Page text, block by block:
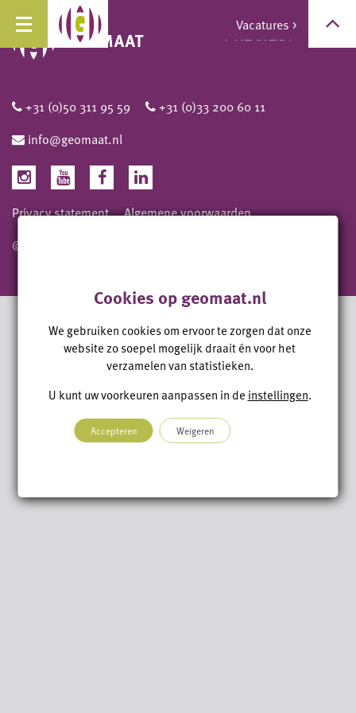
Vacatures >
PRECIES.
+31 (0)50 311 95 59
+31 (0)33 200 60 11
info@geomaat.nl
Privacy statement
Algemene voorwaarden
© 2026 Geomaat B.V.
Cookies op geomaat.nl
We gebruiken cookies om ervoor te zorgen dat onze
website zo soepel mogelijk draait én voor het
verzamelen van statistieken.
U kunt uw voorkeuren aanpassen in de instellingen.
Accepteren Weigeren